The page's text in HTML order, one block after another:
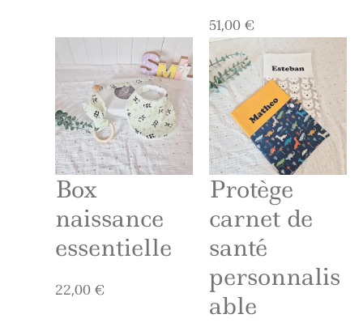
51,00 €
Box
naissance
essentielle
22,00 €
Protège
carnet de
santé
personnalis
able